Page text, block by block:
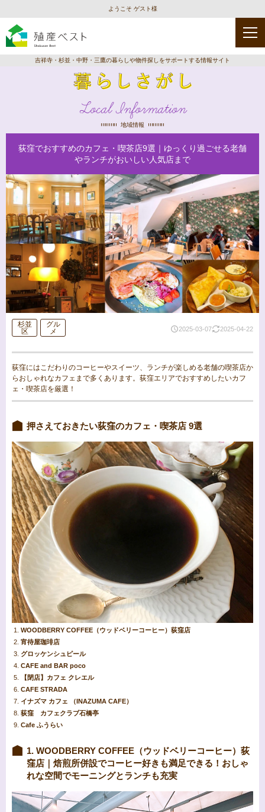
ようこそ ゲスト様
吉祥寺・杉並・中野・三鷹の暮らしや物件探しをサポートする情報サイト
Local Information
地域情報
荻窪でおすすめのカフェ・喫茶店9選｜ゆっくり過ごせる老舗
やランチがおいしい人気店まで
杉並
区
グル
メ
2025-03-07 2025-04-22
荻窪にはこだわりのコーヒーやスイーツ、ランチが楽しめる老舗の喫茶店か
らおしゃれなカフェまで多くあります。荻窪エリアでおすすめしたいカフ
ェ・喫茶店を厳選！
押さえておきたい荻窪のカフェ・喫茶店 9選
WOODBERRY COFFEE（ウッドベリーコーヒー）荻窪店
宵待屋珈琲店
グロッケンシュピール
CAFE and BAR poco
【閉店】カフェ クレエル
CAFE STRADA
イナズマ カフェ （INAZUMA CAFE）
荻窪 カフェクラブ石橋亭
Cafe ふうらい
1. WOODBERRY COFFEE（ウッドベリーコーヒー）荻
窪店｜焙煎所併設でコーヒー好きも満足できる！おしゃ
れな空間でモーニングとランチも充実